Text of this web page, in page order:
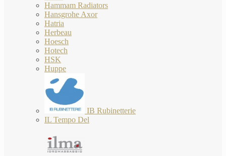
Hammam Radiators
Hansgrohe Axor
Hatria
Herbeau
Hoesch
Hotech
HSK
Huppe
IB Rubinetterie
IL Tempo Del